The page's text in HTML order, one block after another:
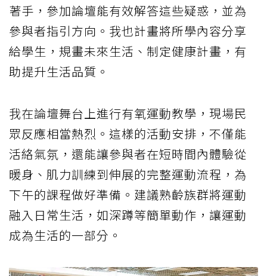
著手，參加論壇能有效解答這些疑惑，並為
參與者指引方向。我也計畫將所學內容分享
給學生，規畫未來生活、制定健康計畫，有
助提升生活品質。
我在論壇舞台上進行有氧運動教學，現場民
眾反應相當熱烈。這樣的活動安排，不僅能
活絡氣氛，還能讓參與者在短時間內體驗從
暖身、肌力訓練到伸展的完整運動流程，為
下午的課程做好準備。建議熟齡族群將運動
融入日常生活，如深蹲等簡單動作，讓運動
成為生活的一部分。